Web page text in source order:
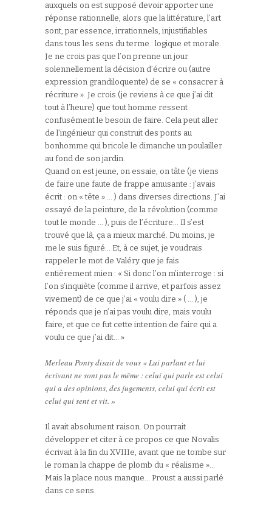
auxquels on est supposé devoir apporter une
réponse rationnelle, alors que la littérature, l’art
sont, par essence, irrationnels, injustifiables
dans tous les sens du terme : logique et morale.
Je ne crois pas que l’on prenne un jour
solennellement la décision d’écrire ou (autre
expression grandiloquente) de se « consacrer à
récriture ». Je crois (je reviens à ce que j’ai dit
tout à l’heure) que tout homme ressent
confusément le besoin de faire. Cela peut aller
de l’ingénieur qui construit des ponts au
bonhomme qui bricole le dimanche un poulailler
au fond de son jardin.
Quand on est jeune, on essaie, on tâte (je viens
de faire une faute de frappe amusante : j’avais
écrit : on « tête » … ) dans diverses directions. J’ai
essayé de la peinture, de la révolution (comme
tout le monde … ), puis de l’écriture… Il s’est
trouvé que là, ça a mieux marché. Du moins, je
me le suis figuré… Et, à ce sujet, je voudrais
rappeler le mot de Valéry que je fais
entièrement mien : « Si donc l’on m’interroge : si
l’on s’inquiète (comme il arrive, et parfois assez
vivement) de ce que j’ai « voulu dire » ( … ), je
réponds que je n’ai pas voulu dire, mais voulu
faire, et que ce fut cette intention de faire qui a
voulu ce que j’ai dit… »
Merleau Ponty disait de vous « Lui parlant et lui
écrivant ne sont pas le même : celui qui parle est celui
qui a des opinions, des jugements, celui qui écrit est
celui qui sent et vit. »
Il avait absolument raison. On pourrait
développer et citer à ce propos ce que Novalis
écrivait à la fin du XVIIIe, avant que ne tombe sur
le roman la chappe de plomb du « réalisme »…
Mais la place nous manque… Proust a aussi parlé
dans ce sens.